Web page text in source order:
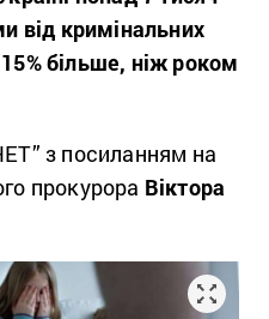
від кримінальних
більше, ніж роком
з посиланням на
прокурора Віктора